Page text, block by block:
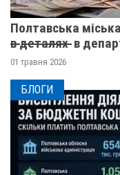
Полтавська
в̶ ̶д̶е̶т̶а̶л̶я̶х̶ ̶ в
01 травня 2026
БЛОГИ